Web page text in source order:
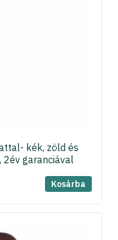
kék, zöld és
garanciával
Kosárba